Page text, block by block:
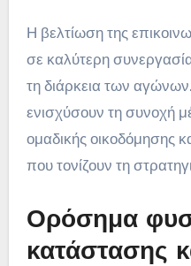
Η βελτίωση της
σε καλύτερη
τη διάρκεια των
ενισχύσουν τη συνοχή
ομαδικής οικοδόμησης
που τονίζουν τη
Ορόσημα
κατάστασης